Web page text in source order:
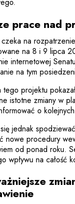
prace nad
czeka na
na 8 i 9 lipca
internetowej
na tym
tego projektu
istotne zmiany w
o
jednak
nowe procedury
od ponad roku.
wpływu na całość